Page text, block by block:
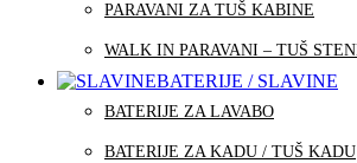
PARAVANI ZA TUŠ KABINE
WALK IN PARAVANI – TUŠ
BATERIJE / SLAVINE
BATERIJE ZA LAVABO
BATERIJE ZA KADU / TUŠ KADU